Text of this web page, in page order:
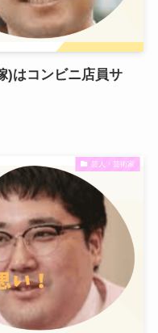
)はコンビニ店員サ
芸人・芸術家